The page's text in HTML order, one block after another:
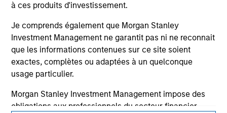
à ces produits d'investissement.
Je comprends également que Morgan Stanley
Investment Management ne garantit pas ni ne reconnait
que les informations contenues sur ce site soient
exactes, complètes ou adaptées à un quelconque
usage particulier.
Morgan Stanley Investment Management impose des
obligations aux professionnels du secteur financier
Morgan Stanley
Morgan Stanley Careers